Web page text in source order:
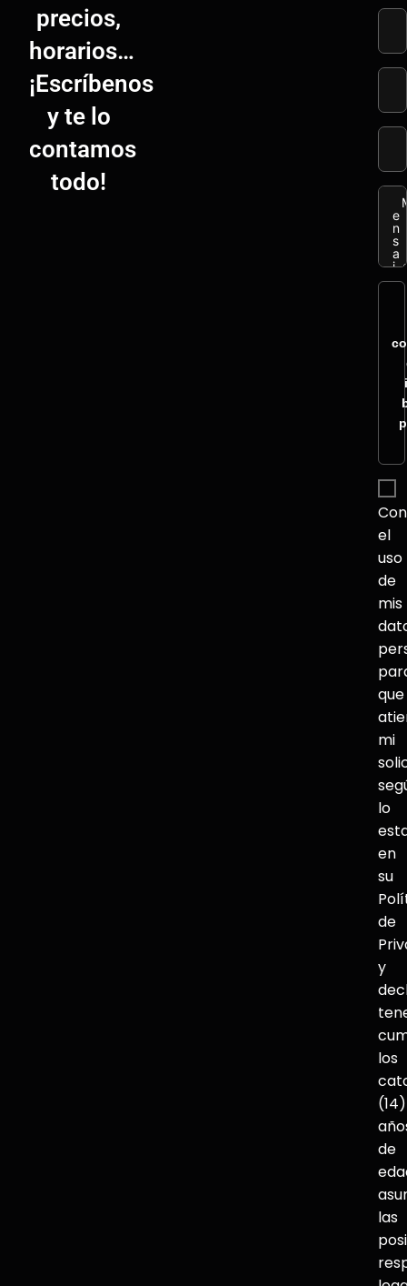
precios,
horarios…
¡Escríbenos
y te lo
contamos
todo!
el
uso
de
mis
que
mi
lo
en
su
de
y
los
(14)
de
las